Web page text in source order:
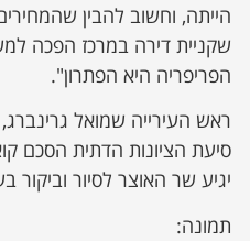
הייתה, וחשוב להבין
שקניית דירה במרכז הפכה
הפריפריה היא הפתרון".
ראש העירייה שמואל
סיעת הציונות הדתית הסכם
יגיע שר האוצר לסיור וביקור
תמונה: